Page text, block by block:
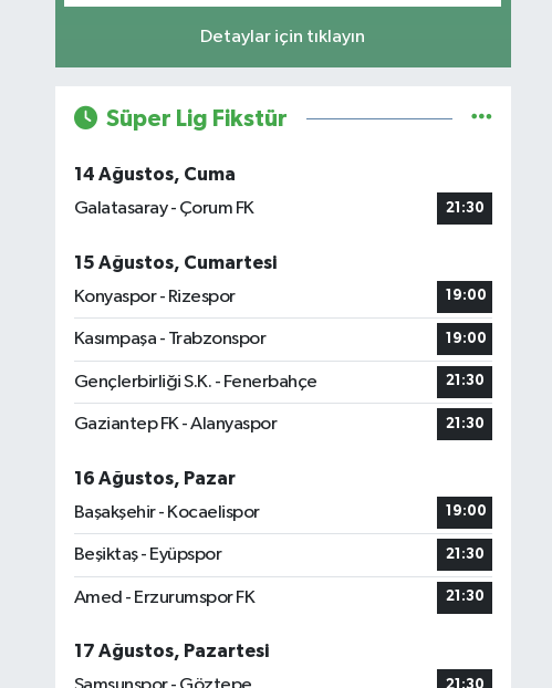
Detaylar için tıklayın
Süper Lig Fikstür
14 Ağustos, Cuma
Galatasaray - Çorum FK
21:30
15 Ağustos, Cumartesi
Konyaspor - Rizespor
19:00
Kasımpaşa - Trabzonspor 19:00
Gençlerbirliği S.K. - Fenerbahçe 21:30
Gaziantep FK - Alanyaspor 21:30
16 Ağustos, Pazar
Başakşehir - Kocaelispor
19:00
Beşiktaş - Eyüpspor 21:30
Amed - Erzurumspor FK 21:30
17 Ağustos, Pazartesi